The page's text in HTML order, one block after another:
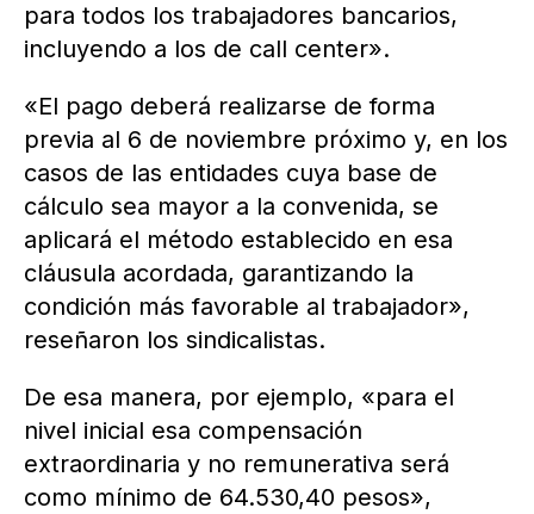
para todos los trabajadores bancarios,
incluyendo a los de call center».
«El pago deberá realizarse de forma
previa al 6 de noviembre próximo y, en los
casos de las entidades cuya base de
cálculo sea mayor a la convenida, se
aplicará el método establecido en esa
cláusula acordada, garantizando la
condición más favorable al trabajador»,
reseñaron los sindicalistas.
De esa manera, por ejemplo, «para el
nivel inicial esa compensación
extraordinaria y no remunerativa será
como mínimo de 64.530,40 pesos»,